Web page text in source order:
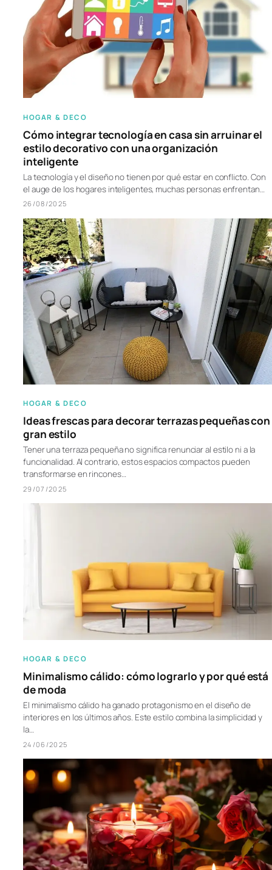
HOGAR & DECO
Cómo integrar tecnología en casa sin arruinar el
estilo decorativo con una organización
inteligente
La tecnología y el diseño no tienen por qué estar en conflicto. Con
el auge de los hogares inteligentes, muchas personas enfrentan…
26/08/2025
HOGAR & DECO
Ideas frescas para decorar terrazas pequeñas con
gran estilo
Tener una terraza pequeña no significa renunciar al estilo ni a la
funcionalidad. Al contrario, estos espacios compactos pueden
transformarse en rincones…
29/07/2025
HOGAR & DECO
Minimalismo cálido: cómo lograrlo y por qué está
de moda
El minimalismo cálido ha ganado protagonismo en el diseño de
interiores en los últimos años. Este estilo combina la simplicidad y
la…
24/06/2025